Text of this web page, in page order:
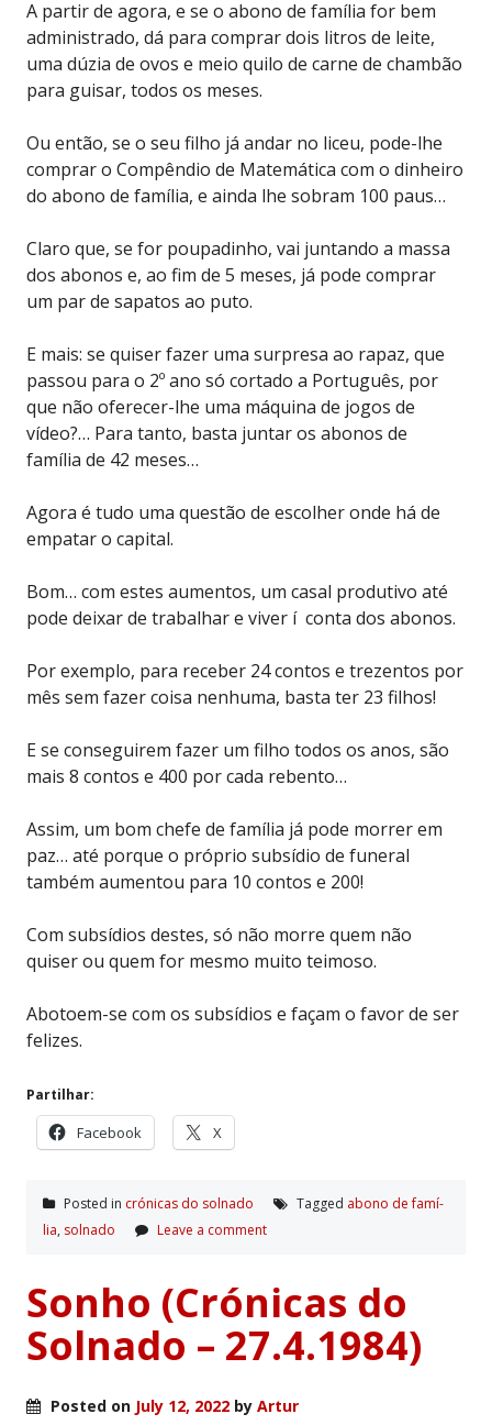
A partir de agora, e se o abono de família for bem
administrado, dá para comprar dois litros de leite,
uma dúzia de ovos e meio quilo de carne de chambão
para guisar, todos os meses.
Ou então, se o seu filho já andar no liceu, pode-lhe
comprar o Compêndio de Matemática com o dinheiro
do abono de família, e ainda lhe sobram 100 paus…
Claro que, se for poupadinho, vai juntando a massa
dos abonos e, ao fim de 5 meses, já pode comprar
um par de sapatos ao puto.
E mais: se quiser fazer uma surpresa ao rapaz, que
passou para o 2º ano só cortado a Português, por
que não oferecer-lhe uma máquina de jogos de
vídeo?… Para tanto, basta juntar os abonos de
família de 42 meses…
Agora é tudo uma questão de escolher onde há de
empatar o capital.
Bom… com estes aumentos, um casal produtivo até
pode deixar de trabalhar e viver í conta dos abonos.
Por exemplo, para receber 24 contos e trezentos por
mês sem fazer coisa nenhuma, basta ter 23 filhos!
E se conseguirem fazer um filho todos os anos, são
mais 8 contos e 400 por cada rebento…
Assim, um bom chefe de família já pode morrer em
paz… até porque o próprio subsídio de funeral
também aumentou para 10 contos e 200!
Com subsídios destes, só não morre quem não
quiser ou quem for mesmo muito teimoso.
Abotoem-se com os subsídios e façam o favor de ser
felizes.
Partilhar:
Facebook X
Posted in crónicas do solnado Tagged abono de famí­
lia, solnado Leave a comment
Sonho (Crónicas do
Solnado – 27.4.1984)
Posted on July 12, 2022 by Artur